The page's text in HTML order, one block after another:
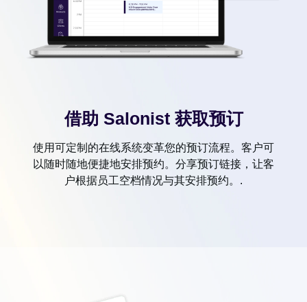
借助 Salonist 获取预订
使用可定制的在线系统变革您的预订流程。客户可
以随时随地便捷地安排预约。分享预订链接，让客
户根据员工空档情况与其安排预约。.